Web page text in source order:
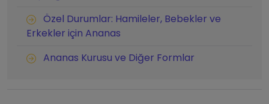
Özel Durumlar: Hamileler, Bebekler ve
Erkekler için Ananas
Ananas Kurusu ve Diğer Formlar